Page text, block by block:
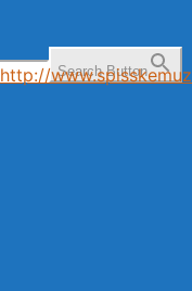
Search Button
http://